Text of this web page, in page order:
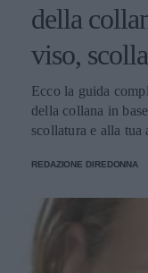
della
viso,
Ecco la guida
della collana in
scollatura e alla tua
REDAZIONE DIREDONNA